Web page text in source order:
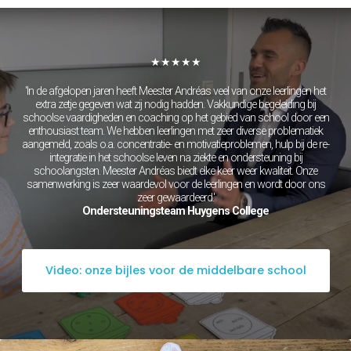
Grieks
Nederlands
Wiskunde
Mbo/hbo
Rekenen
Nederlands
Engels
Taaltoets | Pabo
Rekenen- en
Wiskundetoets | Pabo
HBO 21+ toelating
voorbereiden
Medisch rekenen
Studievaardigheden,
planning & motivatie
Werkgeheugen verbeteren
met Cogmed
★★★★★
'In de afgelopen jaren heeft Meester Andréas veel van onze leerlingen het
extra zetje gegeven wat zij nodig hadden. Vakkundige begeleiding bij
schoolse vaardigheden en coaching op het gebied van school door een
enthousiast team. We hebben leerlingen met zeer diverse problematiek
aangemeld, zoals o.a. concentratie- en motivatieproblemen, hulp bij de re-
integratie in het schoolse leven na ziekte en ondersteuning bij
schoolangsten. Meester Andréas biedt elke keer weer kwaliteit. Onze
samenwerking is zeer waardevol voor de leerlingen en wordt door ons
zeer gewaardeerd.'
Ondersteuningsteam Huygens College
Video: onze bijles voor de middelbare school